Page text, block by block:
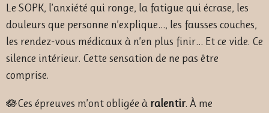
Le SOPK, l’anxiété qui ronge, la fatigue qui écrase, les
douleurs que personne n’explique…, les fausses couches,
les rendez-vous médicaux à n’en plus finir… Et ce vide. Ce
silence intérieur. Cette sensation de ne pas être
comprise.
🪷Ces épreuves m’ont obligée à ralentir. À me